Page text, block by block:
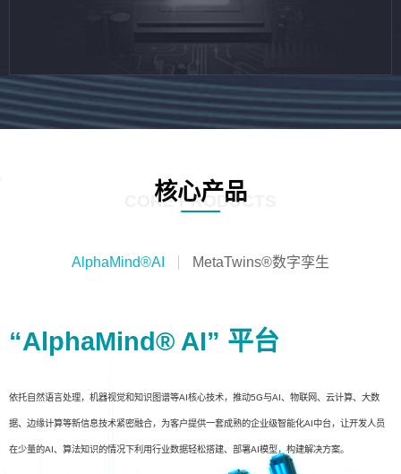
核心产品
CORE PRODUCTS
AlphaMind®AI MetaTwins®数字孪生
“AlphaMind® AI” 平台
依托自然语言处理，机器视觉和知识图谱等AI核心技术，推动5G与AI、物联网、云计算、大数
据、边缘计算等新信息技术紧密融合，为客户提供一套成熟的企业级智能化AI中台，让开发人员
在少量的AI、算法知识的情况下利用行业数据轻松搭建、部署AI模型，构建解决方案。